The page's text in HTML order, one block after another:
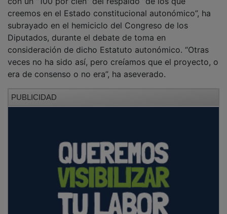
creemos en el Estado constitucional autonómico”, ha
subrayado en el hemiciclo del Congreso de los
Diputados, durante el debate de toma en
consideración de dicho Estatuto autonómico. “Otras
veces no ha sido así, pero creíamos que el proyecto, o
era de consenso o no era”, ha aseverado.